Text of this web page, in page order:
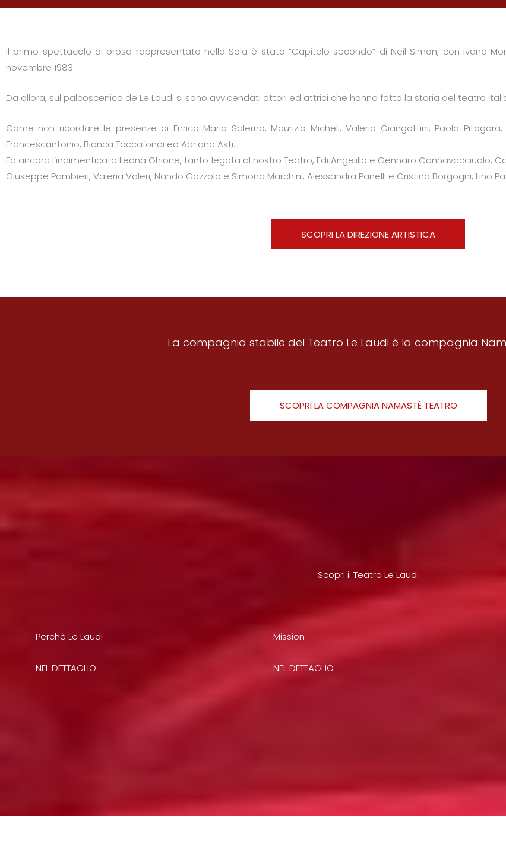
Il primo spettacolo di prosa rappresentato nella Sala è stato “Capitolo secondo” di Neil Simon, con Ivana
novembre 1983.
Da allora, sul palcoscenico de Le Laudi si sono avvicendati attori ed attrici che hanno fatto la storia del teatro
Come non ricordare le presenze di Enrico Maria Salerno, Maurizio Micheli, Valeria Ciangottini, Paola
Francescantonio, Bianca Toccafondi ed Adriana Asti.
Ed ancora l’indimenticata Ileana Ghione, tanto legata al nostro Teatro, Edi Angelillo e Gennaro Cannavacciuolo,
Giuseppe Pambieri, Valeria Valeri, Nando Gazzolo e Simona Marchini, Alessandra Panelli e Cristina Borgogni, Lino
SCOPRI LA DIREZIONE ARTISTICA
La compagnia stabile del Teatro Le Laudi è la compagnia
SCOPRI LA COMPAGNIA NAMASTÈ TEATRO
Scopri il Teatro Le Laudi
Perchè Le Laudi
NEL DETTAGLIO
Mission
NEL DETTAGLIO